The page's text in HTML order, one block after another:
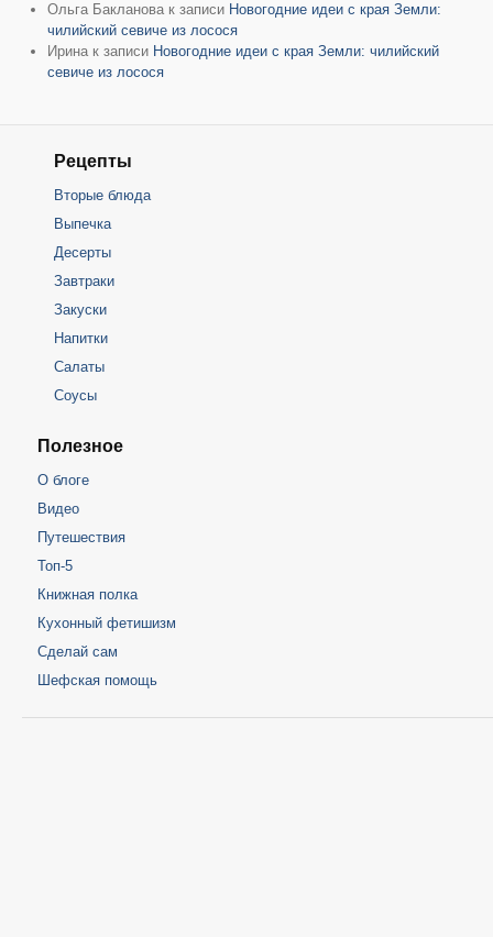
Ольга Бакланова к записи Новогодние идеи с края Земли:
чилийский севиче из лосося
Ирина к записи Новогодние идеи с края Земли: чилийский
севиче из лосося
Рецепты
Вторые блюда
Выпечка
Десерты
Завтраки
Закуски
Напитки
Салаты
Соусы
Полезное
О блоге
Видео
Путешествия
Топ-5
Книжная полка
Кухонный фетишизм
Сделай сам
Шефская помощь